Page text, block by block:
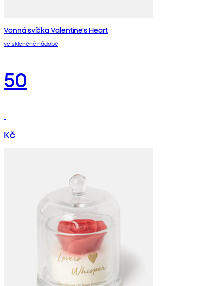
Vonná svíčka Valentine's Heart
ve skleněné nádobě
50
Kč